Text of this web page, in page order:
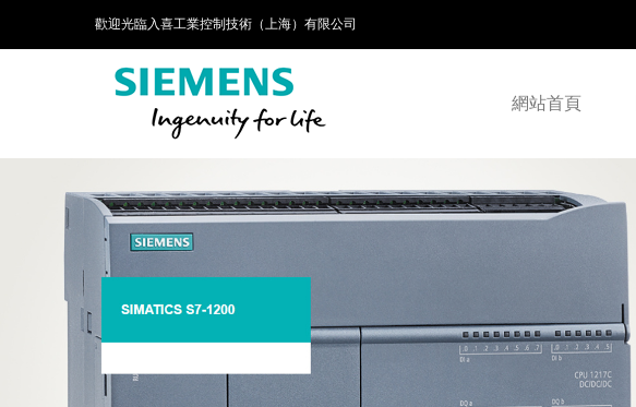
歡迎光臨入喜工業控制技術（上海）有限公司
網站首頁